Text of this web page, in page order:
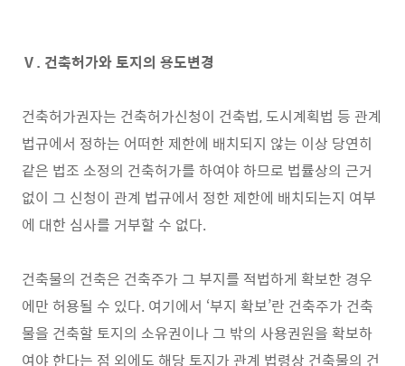
Ⅴ. 건축허가와 토지의 용도변경
건축허가권자는 건축허가신청이 건축법, 도시계획법 등 관계
법규에서 정하는 어떠한 제한에 배치되지 않는 이상 당연히
같은 법조 소정의 건축허가를 하여야 하므로 법률상의 근거
없이 그 신청이 관계 법규에서 정한 제한에 배치되는지 여부
에 대한 심사를 거부할 수 없다.
건축물의 건축은 건축주가 그 부지를 적법하게 확보한 경우
에만 허용될 수 있다. 여기에서 ‘부지 확보’란 건축주가 건축
물을 건축할 토지의 소유권이나 그 밖의 사용권원을 확보하
여야 한다는 점 외에도 해당 토지가 관계 법령상 건축물의 건